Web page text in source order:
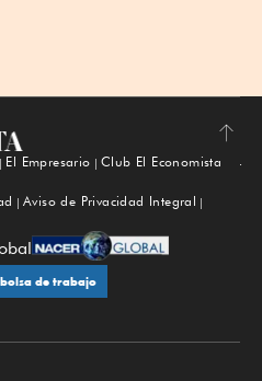
Subir
El Empresario
Club El Economista
Aviso de Privacidad Integral
de trabajo